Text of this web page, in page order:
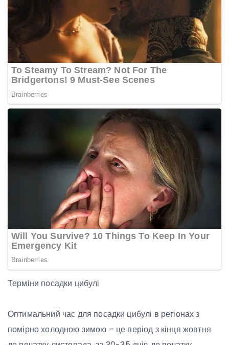
Терміни посадки цибулі
Оптимальний час для посадки цибулі в регіонах з
помірно холодною зимою – це період з кінця жовтня